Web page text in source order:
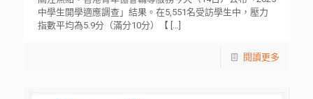
中學生開學適應調查」結果。在5,551名受訪學生中，壓力
指數平均為5.9分（滿分10分）【 […]
閱讀更多